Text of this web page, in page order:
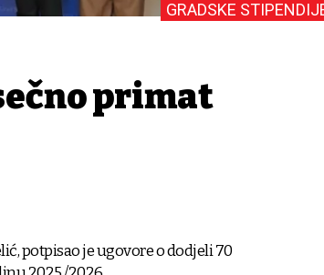
GRADSKE
primat
potpisao je ugovore o dodjeli 70